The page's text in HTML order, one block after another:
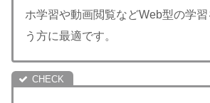
ホ学習や動画閲覧などWeb型の学
う方に最適です。